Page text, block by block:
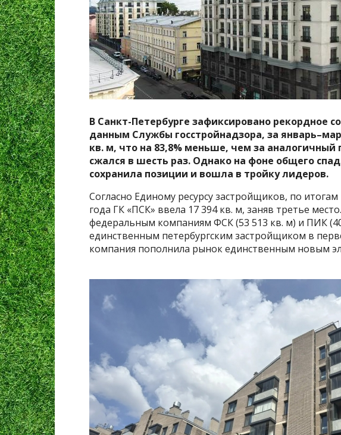
В Санкт-Петербурге зафиксировано рекордное
данным Службы госстройнадзора, за
кв. м, что на 83,8% меньше, чем за
сжался в шесть раз. Однако на фоне общего
сохранила позиции и вошла в тройку лидеров.
Согласно Единому ресурсу застройщиков, по
года ГК «ПСК» ввела 17 394 кв. м, заняв третье
федеральным компаниям ФСК (53 513 кв. м) и ПИК
единственным петербургским застройщиком в
компания пополнила рынок единственным новым